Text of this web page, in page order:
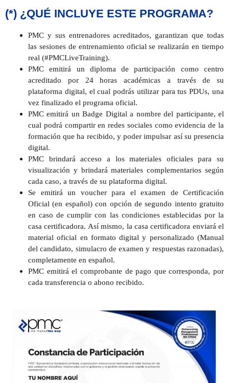
(*) ¿QUÉ INCLUYE ESTE PROGRAMA?
PMC y sus entrenadores acreditados, garantizan que todas
las sesiones de entrenamiento oficial se realizarán en tiempo
real (#PMCLiveTraining).
PMC emitirá un diploma de participación como centro
acreditado por 24 horas académicas a través de su
plataforma digital, el cual podrás utilizar para tus PDUs, una
vez finalizado el programa oficial.
PMC emitirá unBadge Digital a nombre del participante, el
cual podrá compartir en redes sociales como evidencia de la
formación que ha recibido, y poder impulsar así su presencia
digital.
PMC brindaráacceso a los materiales oficiales para su
visualización y brindará materiales complementarios según
cada caso, a través de su plataforma digital.
Se emitirá un voucher para el examen de Certificación
Oficial (en español)con opción de segundo intento gratuito
en caso de cumplir con las condiciones establecidas por la
casa certificadora. Así mismo, la casa certificadora enviará el
material oficial en formato digital y personalizado (Manual
del candidato, simulacro de examen y respuestas razonadas),
completamente en español.
PMC emitirá el comprobante de pago que corresponda, por
cada transferencia o abono recibido.